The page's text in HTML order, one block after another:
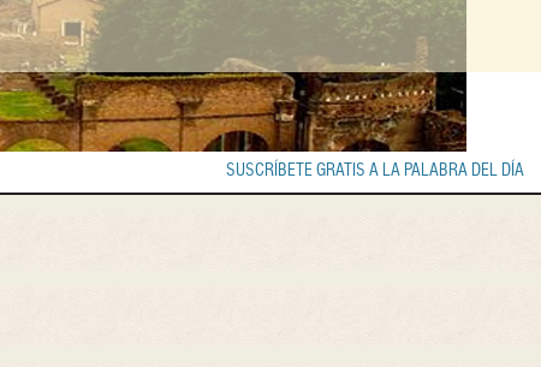
SUSCRÍBETE GRATIS A LA PALABRA DEL DÍA